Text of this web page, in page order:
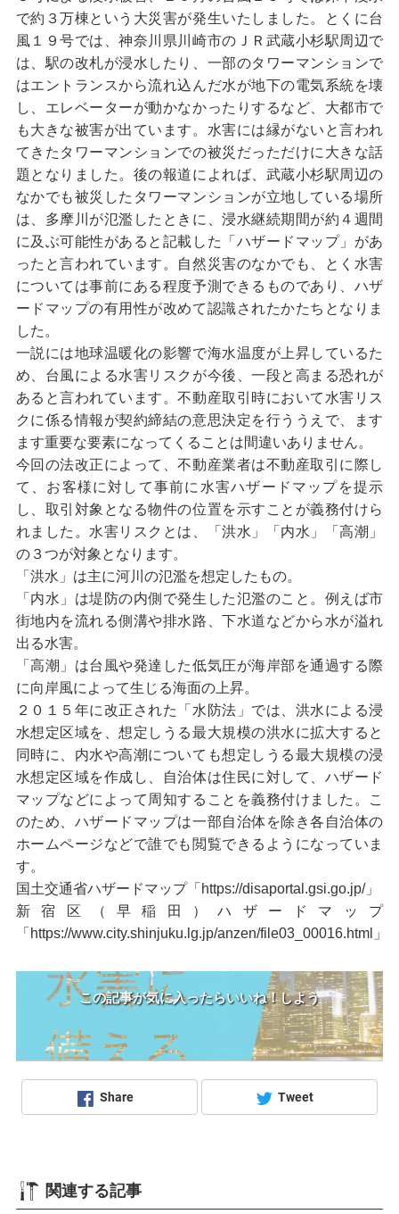
で約３万棟という大災害が発生いたしました。とくに台
風１９号では、神奈川県川崎市のＪＲ武蔵小杉駅周辺で
は、駅の改札が浸水したり、一部のタワーマンションで
はエントランスから流れ込んだ水が地下の電気系統を壊
し、エレベーターが動かなかったりするなど、大都市で
も大きな被害が出ています。水害には縁がないと言われ
てきたタワーマンションでの被災だっただけに大きな話
題となりました。後の報道によれば、武蔵小杉駅周辺の
なかでも被災したタワーマンションが立地している場所
は、多摩川が氾濫したときに、浸水継続期間が約４週間
に及ぶ可能性があると記載した「ハザードマップ」があ
ったと言われています。自然災害のなかでも、とく水害
については事前にある程度予測できるものであり、ハザ
ードマップの有用性が改めて認識されたかたちとなりま
した。
一説には地球温暖化の影響で海水温度が上昇しているた
め、台風による水害リスクが今後、一段と高まる恐れが
あると言われています。不動産取引時において水害リス
クに係る情報が契約締結の意思決定を行ううえで、ます
ます重要な要素になってくることは間違いありません。
今回の法改正によって、不動産業者は不動産取引に際し
て、お客様に対して事前に水害ハザードマップを提示
し、取引対象となる物件の位置を示すことが義務付けら
れました。水害リスクとは、「洪水」「内水」「高潮」
の３つが対象となります。
「洪水」は主に河川の氾濫を想定したもの。
「内水」は堤防の内側で発生した氾濫のこと。例えば市
街地内を流れる側溝や排水路、下水道などから水が溢れ
出る水害。
「高潮」は台風や発達した低気圧が海岸部を通過する際
に向岸風によって生じる海面の上昇。
２０１５年に改正された「水防法」では、洪水による浸
水想定区域を、想定しうる最大規模の洪水に拡大すると
同時に、内水や高潮についても想定しうる最大規模の浸
水想定区域を作成し、自治体は住民に対して、ハザード
マップなどによって周知することを義務付けました。こ
のため、ハザードマップは一部自治体を除き各自治体の
ホームページなどで誰でも閲覧できるようになっていま
す。
国土交通省ハザードマップ「 https://disaportal.gsi.go.jp/」
新宿区（早稲田）ハザードマップ
「 https://www.city.shinjuku.lg.jp/anzen/file03_00016.html 」
この記事が気に入ったらいいね！しよう
Share Tweet
関連する記事